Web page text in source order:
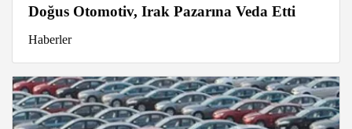
Doğus Otomotiv, Irak Pazarına Veda Etti
Haberler